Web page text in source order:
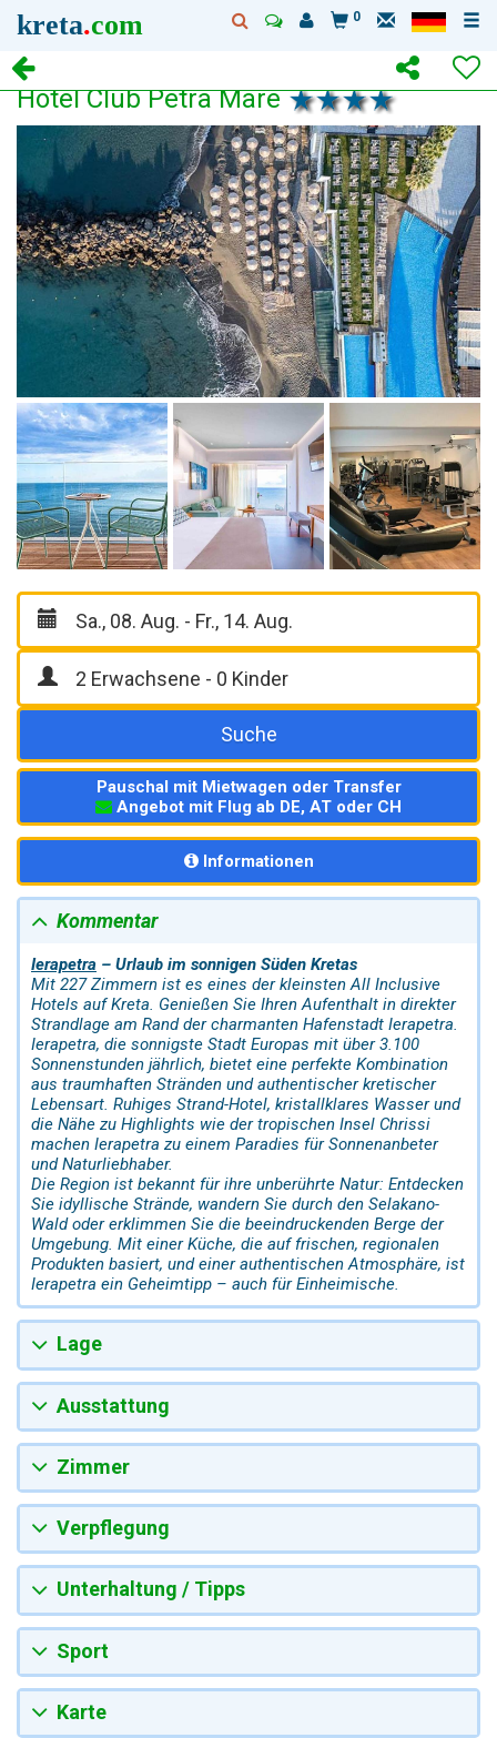
kreta.com 0
Hotel Club Petra Mare
Suche
Pauschal mit Mietwagen oder Transfer
Angebot mit Flug ab DE, AT oder CH
Informationen
Kommentar
Ierapetra – Urlaub im sonnigen Süden Kretas
Mit 227 Zimmern ist es eines der kleinsten All Inclusive
Hotels auf Kreta. Genießen Sie Ihren Aufenthalt in direkter
Strandlage am Rand der charmanten Hafenstadt Ierapetra.
Ierapetra, die sonnigste Stadt Europas mit über 3.100
Sonnenstunden jährlich, bietet eine perfekte Kombination
aus traumhaften Stränden und authentischer kretischer
Lebensart. Ruhiges Strand-Hotel, kristallklares Wasser und
die Nähe zu Highlights wie der tropischen Insel Chrissi
machen Ierapetra zu einem Paradies für Sonnenanbeter
und Naturliebhaber.
Die Region ist bekannt für ihre unberührte Natur: Entdecken
Sie idyllische Strände, wandern Sie durch den Selakano-
Wald oder erklimmen Sie die beeindruckenden Berge der
Umgebung. Mit einer Küche, die auf frischen, regionalen
Produkten basiert, und einer authentischen Atmosphäre, ist
Ierapetra ein Geheimtipp – auch für Einheimische.
Lage
Ausstattung
Zimmer
Verpflegung
Unterhaltung / Tipps
Sport
Karte